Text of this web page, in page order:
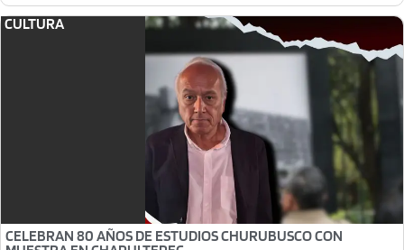
CULTURA
CELEBRAN 80 AÑOS DE ESTUDIOS CHURUBUSCO CON